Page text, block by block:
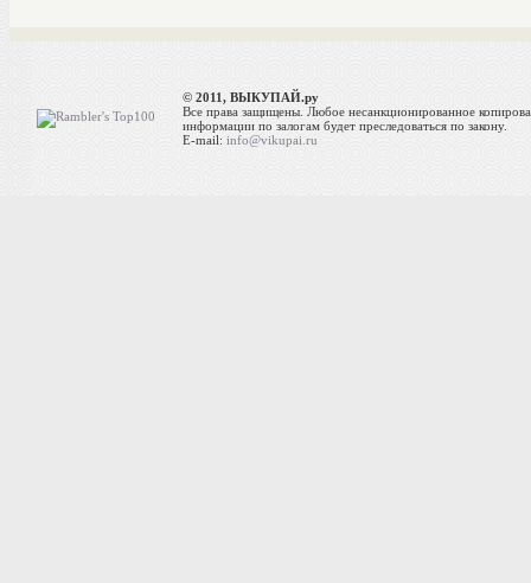
© 2011, ВЫКУПАЙ.ру
Все права защищены. Любое несанкционированное
информации по залогам будет преследоваться по закону.
E-mail:info@vikupai.ru